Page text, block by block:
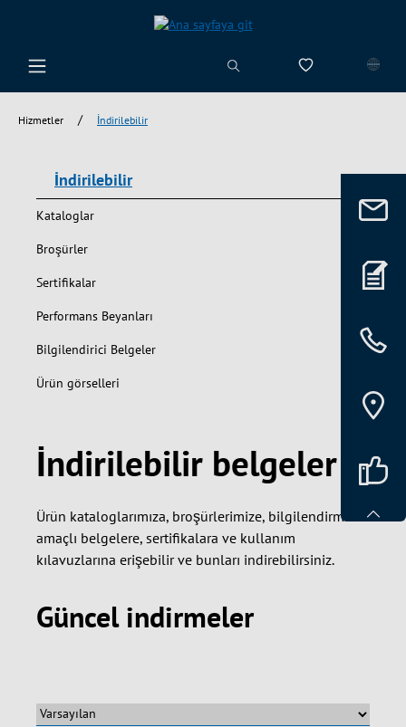
0 istek listesi
Hizmetler / İndirilebilir
İndirilebilir
Kataloglar
Broşürler
Sertifikalar
Performans Beyanları
Bilgilendirici Belgeler
Ürün görselleri
İndirilebilir belgeler
Ürün kataloglarımıza, broşürlerimize, bilgilendirme
amaçlı belgelere, sertifikalara ve kullanım
kılavuzlarına erişebilir ve bunları indirebilirsiniz.
Güncel indirmeler